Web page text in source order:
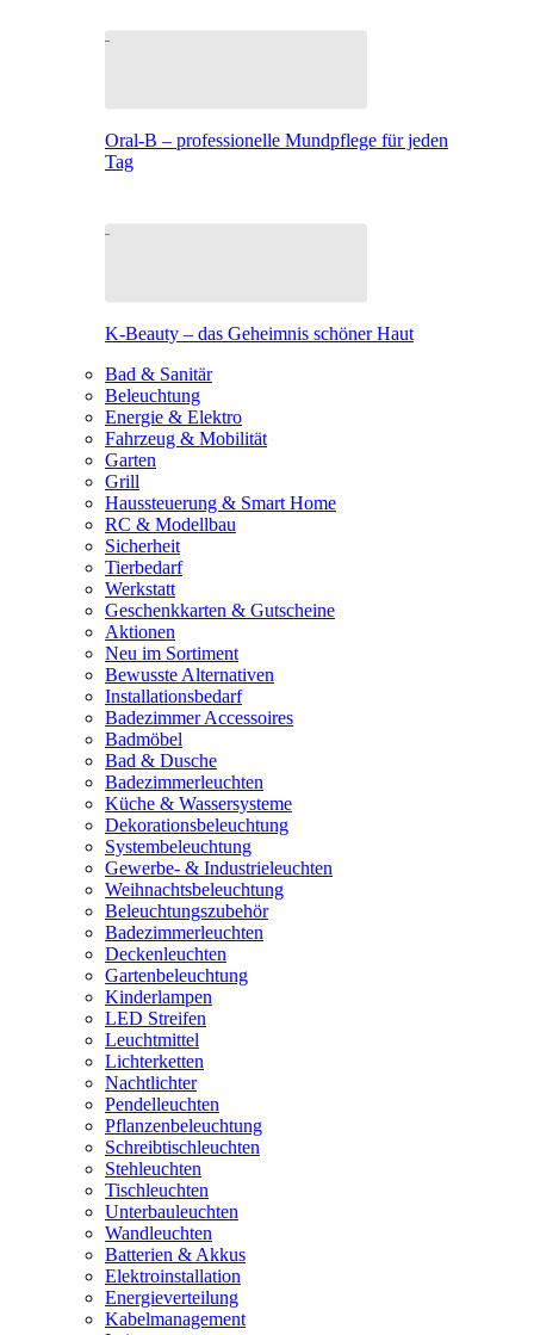
Oral-B – professionelle Mundpflege für jeden
Tag
K-Beauty – das Geheimnis schöner Haut
Bad & Sanitär
Beleuchtung
Energie & Elektro
Fahrzeug & Mobilität
Garten
Grill
Haussteuerung & Smart Home
RC & Modellbau
Sicherheit
Tierbedarf
Werkstatt
Geschenkkarten & Gutscheine
Aktionen
Neu im Sortiment
Bewusste Alternativen
Installationsbedarf
Badezimmer Accessoires
Badmöbel
Bad & Dusche
Badezimmerleuchten
Küche & Wassersysteme
Dekorationsbeleuchtung
Systembeleuchtung
Gewerbe- & Industrieleuchten
Weihnachtsbeleuchtung
Beleuchtungszubehör
Badezimmerleuchten
Deckenleuchten
Gartenbeleuchtung
Kinderlampen
LED Streifen
Leuchtmittel
Lichterketten
Nachtlichter
Pendelleuchten
Pflanzenbeleuchtung
Schreibtischleuchten
Stehleuchten
Tischleuchten
Unterbauleuchten
Wandleuchten
Batterien & Akkus
Elektroinstallation
Energieverteilung
Kabelmanagement